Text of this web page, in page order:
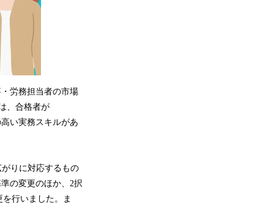
労務担当者の市場
、合格者が
い実務スキルがあ
りに対応するもの
の変更のほか、2択
行いました。ま